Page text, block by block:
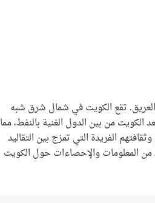
العريق. تقع الكويت في شمال شرق شبه
الكويت من بين الدول الغنية بالنفط، مما
الفريدة التي تمزج بين التقاليد
من المعلومات والإحصاءات حول الكويت